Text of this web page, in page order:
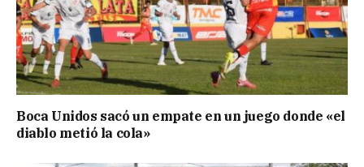
Boca Unidos sacó un empate en un juego donde «el
diablo metió la cola»